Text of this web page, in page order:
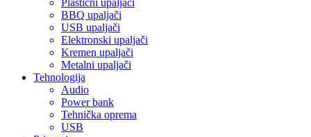
Plastični upaljači
BBQ upaljači
USB upaljači
Elektronski upaljači
Kremen upaljači
Metalni upaljači
Tehnologija
Audio
Power bank
Tehnička oprema
USB